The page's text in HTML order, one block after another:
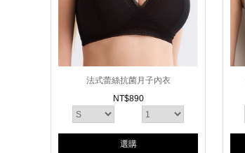
法式蕾絲抗菌月子內衣
NT$890
選購